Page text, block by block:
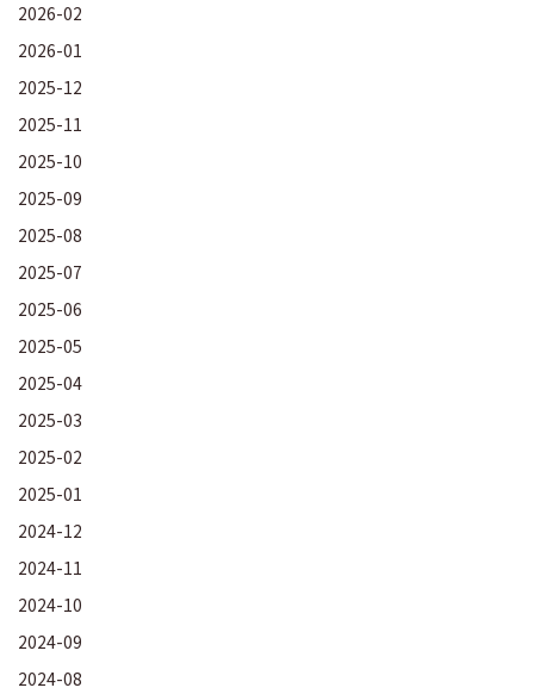
2026-02
2026-01
2025-12
2025-11
2025-10
2025-09
2025-08
2025-07
2025-06
2025-05
2025-04
2025-03
2025-02
2025-01
2024-12
2024-11
2024-10
2024-09
2024-08